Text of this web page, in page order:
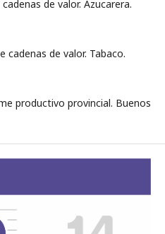
de valor. Azucarera.
cadenas de valor. Tabaco.
productivo provincial. Buenos